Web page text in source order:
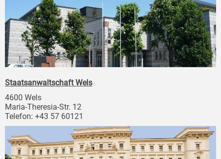
Staatsanwaltschaft Wels
4600 Wels
Maria-Theresia-Str. 12
Telefon: +43 57 60121